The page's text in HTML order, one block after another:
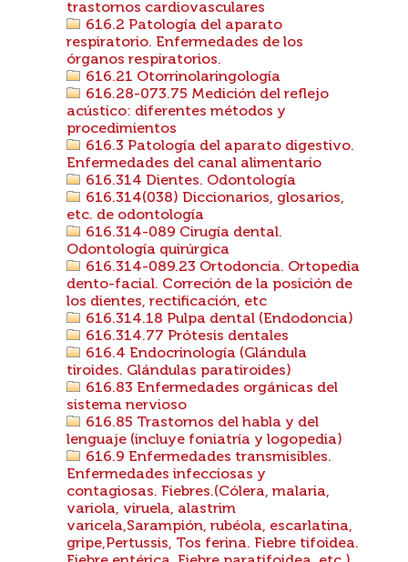
trastornos cardiovasculares
616.2 Patología del aparato
respiratorio. Enfermedades de los
órganos respiratorios.
616.21 Otorrinolaringología
616.28-073.75 Medición del reflejo
acústico: diferentes métodos y
procedimientos
616.3 Patología del aparato digestivo.
Enfermedades del canal alimentario
616.314 Dientes. Odontología
616.314(038) Diccionarios, glosarios,
etc. de odontología
616.314-089 Cirugía dental.
Odontología quirúrgica
616.314-089.23 Ortodoncia. Ortopedia
dento-facial. Correción de la posición de
los dientes, rectificación, etc
616.314.18 Pulpa dental (Endodoncia)
616.314.77 Prótesis dentales
616.4 Endocrinología (Glándula
tiroides. Glándulas paratiroides)
616.83 Enfermedades orgánicas del
sistema nervioso
616.85 Trastornos del habla y del
lenguaje (incluye foniatría y logopedia)
616.9 Enfermedades transmisibles.
Enfermedades infecciosas y
contagiosas. Fiebres.(Cólera, malaria,
variola, viruela, alastrim
varicela,Sarampión, rubéola, escarlatina,
gripe,Pertussis, Tos ferina. Fiebre tifoidea.